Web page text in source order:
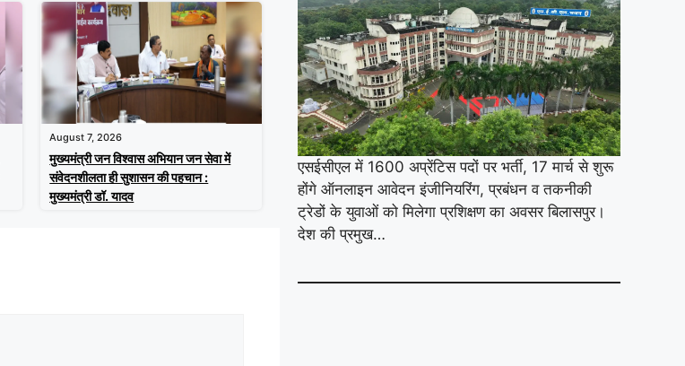
August 7, 2026
मुख्यमंत्री जन विश्वास अभियान जन सेवा में
संवेदनशीलता ही सुशासन की पहचान :
मुख्यमंत्री डॉ. यादव
एसईसीएल में 1600 अप्रेंटिस पदों पर भर्ती, 17 मार्च से शुरू
होंगे ऑनलाइन आवेदन इंजीनियरिंग, प्रबंधन व तकनीकी
ट्रेडों के युवाओं को मिलेगा प्रशिक्षण का अवसर बिलासपुर।
देश की प्रमुख…